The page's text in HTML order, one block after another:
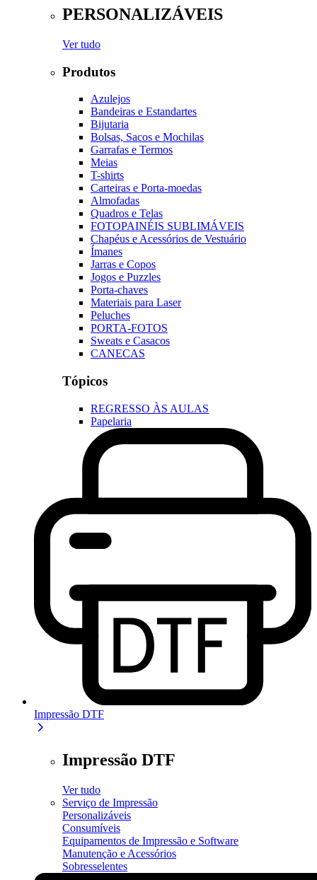
PERSONALIZÁVEIS
Ver tudo
Produtos
Azulejos
Bandeiras e Estandartes
Bijutaria
Bolsas, Sacos e Mochilas
Garrafas e Termos
Meias
T-shirts
Carteiras e Porta-moedas
Almofadas
Quadros e Telas
FOTOPAINÉIS SUBLIMÁVEIS
Chapéus e Acessórios de Vestuário
Ímanes
Jarras e Copos
Jogos e Puzzles
Porta-chaves
Materiais para Laser
Peluches
PORTA-FOTOS
Sweats e Casacos
CANECAS
Tópicos
REGRESSO ÀS AULAS
Papelaria
Impressão DTF
Impressão DTF
Ver tudo
Serviço de Impressão
Personalizáveis
Consumíveis
Equipamentos de Impressão e Software
Manutenção e Acessórios
Sobresselentes